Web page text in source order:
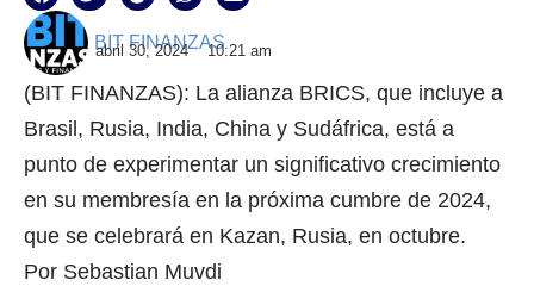
BIT FINANZAS
abril 30, 2024 10:21 am
(BIT FINANZAS): La alianza BRICS, que incluye a
Brasil, Rusia, India, China y Sudáfrica, está a
punto de experimentar un significativo crecimiento
en su membresía en la próxima cumbre de 2024,
que se celebrará en Kazan, Rusia, en octubre.
Por Sebastian Muvdi